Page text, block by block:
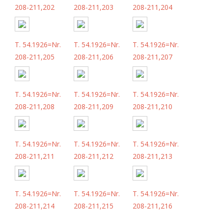
208-211,202
208-211,203
208-211,204
T. 54.1926=Nr.
208-211,205
T. 54.1926=Nr.
208-211,206
T. 54.1926=Nr.
208-211,207
T. 54.1926=Nr.
208-211,208
T. 54.1926=Nr.
208-211,209
T. 54.1926=Nr.
208-211,210
T. 54.1926=Nr.
208-211,211
T. 54.1926=Nr.
208-211,212
T. 54.1926=Nr.
208-211,213
T. 54.1926=Nr.
208-211,214
T. 54.1926=Nr.
208-211,215
T. 54.1926=Nr.
208-211,216